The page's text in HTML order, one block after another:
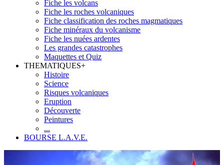
Fiche les volcans
Fiche les roches volcaniques
Fiche classification des roches magmatiques
Fiche minéraux du volcanisme
Fiche les nuées ardentes
Les grandes catastrophes
Maquettes et Quiz
THEMATIQUES+
Histoire
Science
Risques volcaniques
Eruption
Découverte
Peintures
...
BOURSE L.A.V.E.